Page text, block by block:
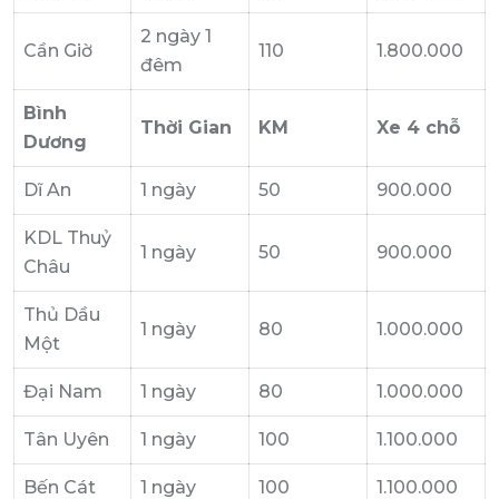
Cần Giờ
2 ngày 1
đêm
110 1.800.000
Bình
Dương
Thời Gian KM Xe 4 chỗ
Dĩ An 1 ngày 50 900.000
KDL Thuỷ
Châu
1 ngày 50 900.000
Thủ Dầu
Một
1 ngày 80 1.000.000
Đại Nam 1 ngày 80 1.000.000
Tân Uyên 1 ngày 100 1.100.000
Bến Cát 1 ngày 100 1.100.000